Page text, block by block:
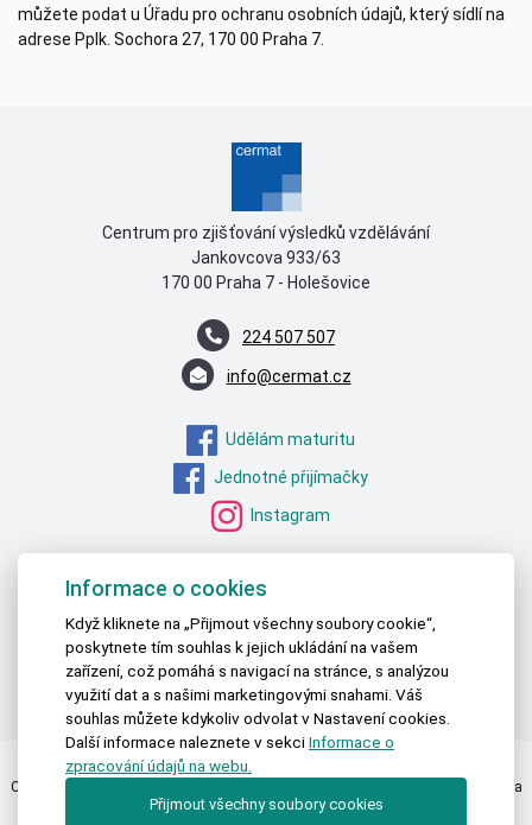
můžete podat u Úřadu pro ochranu osobních údajů, který sídlí na
adrese Pplk. Sochora 27, 170 00 Praha 7.
Centrum pro zjišťování výsledků vzdělávání
Jankovcova 933/63
170 00 Praha 7 - Holešovice
224 507 507
info@cermat.cz
Udělám maturitu
Jednotné přijímačky
Instagram
MŠMT – STATISTICKÁ DATA
ČSÚ – STATISTICKÁ DATA
OECD – DATA O VZDĚLÁVÁNÍ
EUROSTAT – DATA O VZDĚLÁVÁNÍ
Centrum pro zjišťování výsledků vzdělávání | © 2026 Všechna práva vyhrazena
Textová verze|Mapa stránek|Prohlášení o přístupnosti
Informace o cookies
Když kliknete na „Přijmout všechny soubory cookie“,
poskytnete tím souhlas k jejich ukládání na vašem
zařízení, což pomáhá s navigací na stránce, s analýzou
využití dat a s našimi marketingovými snahami. Váš
souhlas můžete kdykoliv odvolat v Nastavení cookies.
Další informace naleznete v sekciInformace o
zpracování údajů na webu.
Přijmout všechny soubory cookies